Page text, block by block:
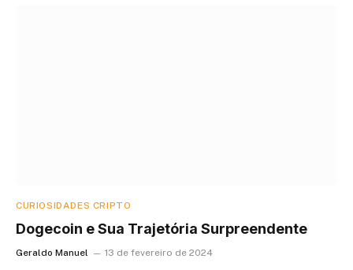
CURIOSIDADES CRIPTO
Dogecoin e Sua Trajetória Surpreendente
Geraldo Manuel 13 de fevereiro de 2024